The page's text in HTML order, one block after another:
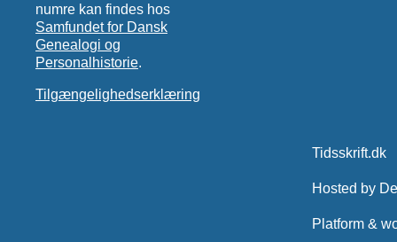
numre kan findes hos
Samfundet for Dansk
Genealogi og
Personalhistorie.
Tilgængelighedserklæring